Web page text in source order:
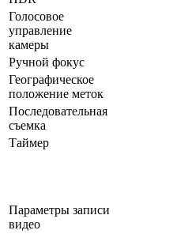
Голосовое
управление
камеры
Ручной фокус
Географическое
положение меток
Последовательная
съемка
Таймер
Параметры записи
видео